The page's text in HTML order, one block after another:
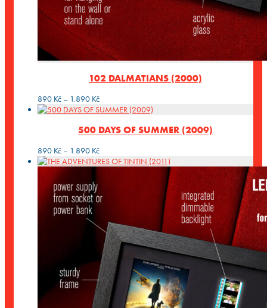
102 DALMATIANS (2000)
890 Kč – 1.890 KčRozpětí
cen:
až
500 DAYS OF SUMMER (2009)
890 Kč – 1.890 KčRozpětí
cen: